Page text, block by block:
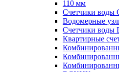
110 мм
Счетчики
Водомерные
Счетчики воды
Квартирные